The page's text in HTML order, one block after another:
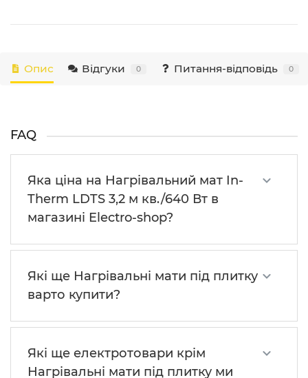
Опис Відгуки 0 Питання-відповідь 0
FAQ
Яка ціна на Нагрівальний мат In-
Therm LDTS 3,2 м кв./640 Вт в
магазині Electro-shop?
Які ще Нагрівальні мати під плитку
варто купити?
Які ще електротовари крім
Нагрівальні мати під плитку ми